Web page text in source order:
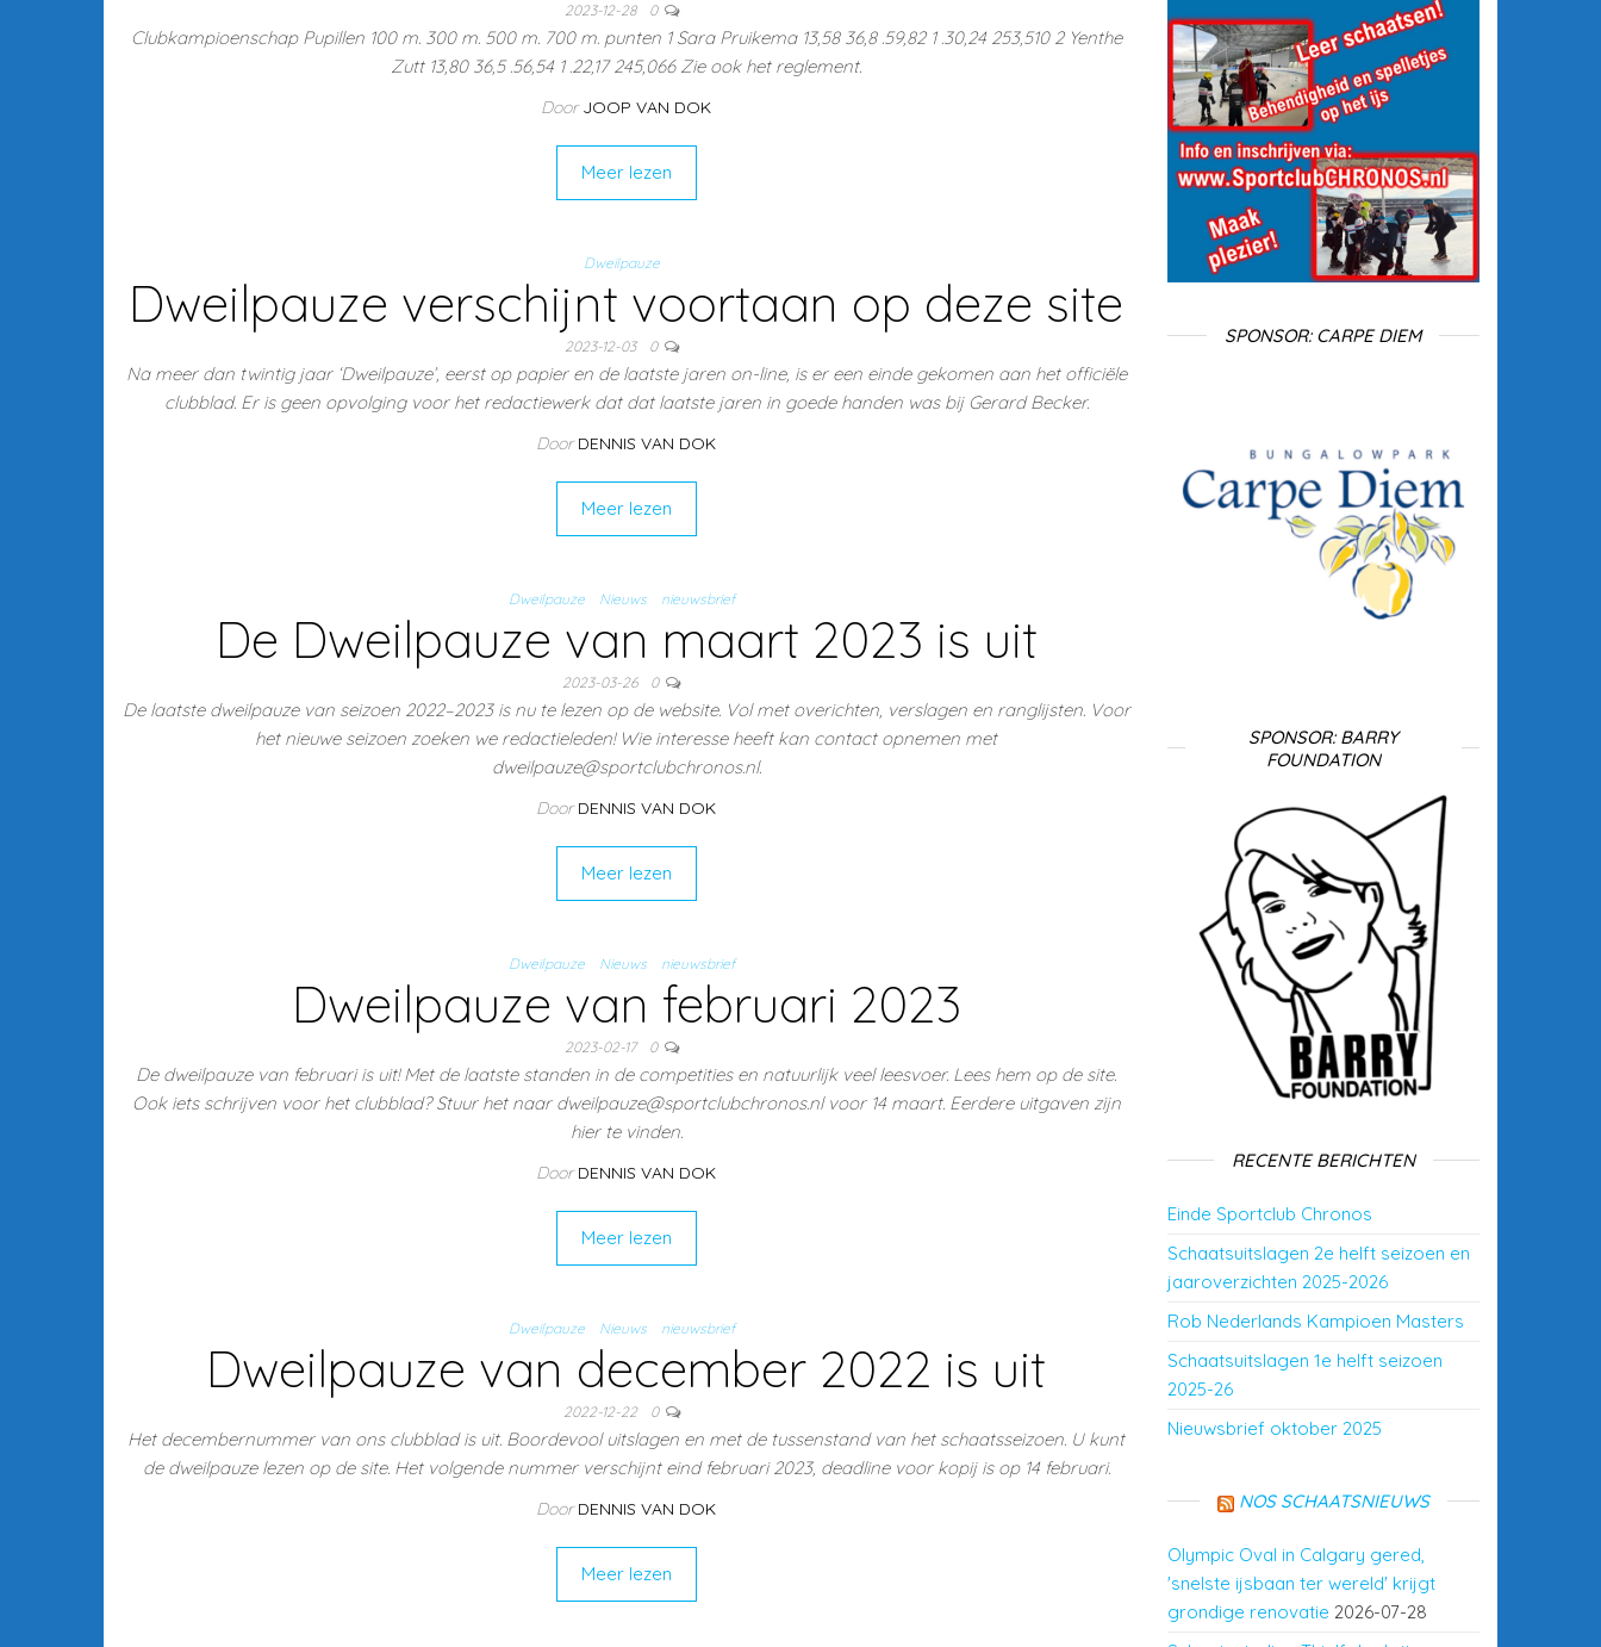
2023-12-28 0
Clubkampioenschap Pupillen 100 m. 300 m. 500 m. 700 m. punten 1 Sara Pruikema 13,58 36,8 .59,82 1 .30,24 253,510 2 Yenthe
Zutt 13,80 36,5 .56,54 1 .22,17 245,066 Zie ook het reglement.
Door JOOP VAN DOK
Meer lezen
Dweilpauze
Dweilpauze verschijnt voortaan op deze site
2023-12-03 0
Na meer dan twintig jaar ‘Dweilpauze’, eerst op papier en de laatste jaren on-line, is er een einde gekomen aan het officiële
clubblad. Er is geen opvolging voor het redactiewerk dat dat laatste jaren in goede handen was bij Gerard Becker.
Door DENNIS VAN DOK
Meer lezen
Dweilpauze Nieuws nieuwsbrief
De Dweilpauze van maart 2023 is uit
2023-03-26 0
De laatste dweilpauze van seizoen 2022–2023 is nu te lezen op de website. Vol met overichten, verslagen en ranglijsten. Voor
het nieuwe seizoen zoeken we redactieleden! Wie interesse heeft kan contact opnemen met
dweilpauze@sportclubchronos.nl.
Door DENNIS VAN DOK
Meer lezen
Dweilpauze Nieuws nieuwsbrief
Dweilpauze van februari 2023
2023-02-17 0
De dweilpauze van februari is uit! Met de laatste standen in de competities en natuurlijk veel leesvoer. Lees hem op de site.
Ook iets schrijven voor het clubblad? Stuur het naar dweilpauze@sportclubchronos.nl voor 14 maart. Eerdere uitgaven zijn
hier te vinden.
Door DENNIS VAN DOK
Meer lezen
Dweilpauze Nieuws nieuwsbrief
Dweilpauze van december 2022 is uit
2022-12-22 0
Het decembernummer van ons clubblad is uit. Boordevool uitslagen en met de tussenstand van het schaatsseizoen. U kunt
de dweilpauze lezen op de site. Het volgende nummer verschijnt eind februari 2023, deadline voor kopij is op 14 februari.
Door DENNIS VAN DOK
Meer lezen
SPONSOR: CARPE DIEM
SPONSOR: BARRY
FOUNDATION
RECENTE BERICHTEN
Einde Sportclub Chronos
Schaatsuitslagen 2e helft seizoen en
jaaroverzichten 2025-2026
Rob Nederlands Kampioen Masters
Schaatsuitslagen 1e helft seizoen
2025-26
Nieuwsbrief oktober 2025
NOS SCHAATSNIEUWS
Olympic Oval in Calgary gered,
'snelste ijsbaan ter wereld' krijgt
grondige renovatie 2026-07-28